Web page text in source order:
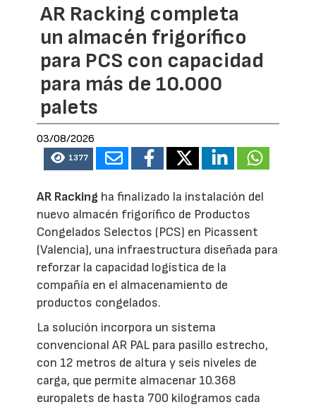
AR Racking completa
un almacén frigorífico
para PCS con capacidad
para más de 10.000
palets
03/08/2026
1377
AR Racking ha finalizado la instalación del
nuevo almacén frigorífico de Productos
Congelados Selectos (PCS) en Picassent
(Valencia), una infraestructura diseñada para
reforzar la capacidad logística de la
compañía en el almacenamiento de
productos congelados.
La solución incorpora un sistema
convencional AR PAL para pasillo estrecho,
con 12 metros de altura y seis niveles de
carga, que permite almacenar 10.368
europalets de hasta 700 kilogramos cada